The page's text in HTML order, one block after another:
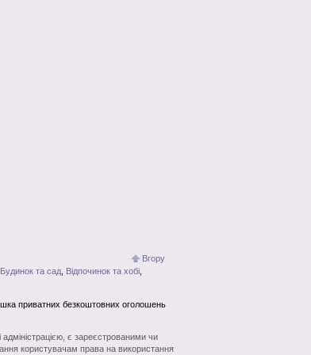
Вгору
Будинок та сад Відпочинок та хобі
приватних безкоштовних оголошень
є зареєстрованими чи
користувачам права на використання